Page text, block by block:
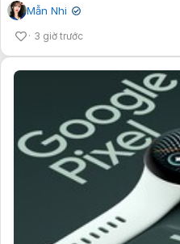
Mẫn Nhi ✔
3 giờ trước